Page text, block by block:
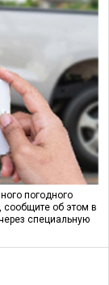
погодного
сообщите об этом в
специальную